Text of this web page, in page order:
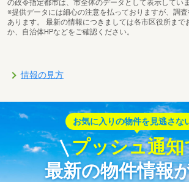
の政令指定都市は、市全体のデータとして表示していま
※提供データには細心の注意を払っておりますが、調
あります。 最新の情報につきましては各市区役所まで
か、自治体HPなどをご確認ください。
情報の見方
お気に入りの物件を見逃さな
プッシュ通知
最新の物件情報